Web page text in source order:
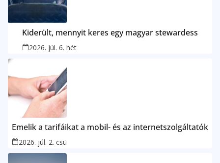
Kiderült, mennyit keres egy magyar stewardess
2026. júl. 6. hét
Emelik a tarifáikat a mobil- és az internetszolgáltatók
2026. júl. 2. csü